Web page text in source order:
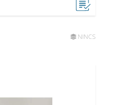
NINCS